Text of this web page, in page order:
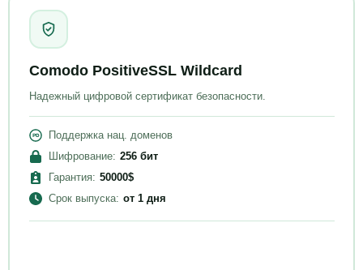
Comodo PositiveSSL Wildcard
Надежный цифровой сертификат безопасности.
Поддержка нац. доменов
Шифрование: 256 бит
Гарантия: 50000$
Срок выпуска: от 1 дня